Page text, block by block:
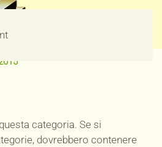
categoria. Se si
dovrebbero contenere